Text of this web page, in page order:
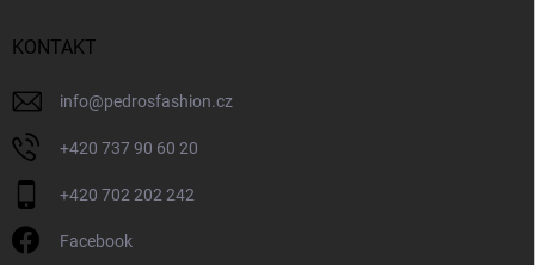
KONTAKT
info@pedrosfashion.cz
+420 737 90 60 20
+420 702 202 242
Facebook